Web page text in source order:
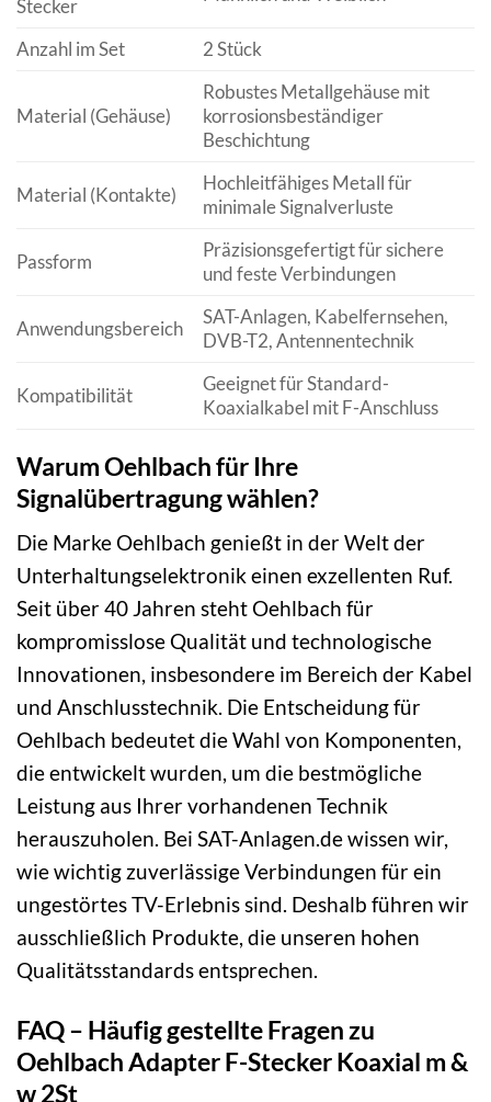
Stecker
Anzahl im Set 2 Stück
Material (Gehäuse)
Robustes Metallgehäuse mit
korrosionsbeständiger
Beschichtung
Material (Kontakte)
Hochleitfähiges Metall für
minimale Signalverluste
Passform
Präzisionsgefertigt für sichere
und feste Verbindungen
Anwendungsbereich
SAT-Anlagen, Kabelfernsehen,
DVB-T2, Antennentechnik
Kompatibilität
Geeignet für Standard-
Koaxialkabel mit F-Anschluss
Warum Oehlbach für Ihre
Signalübertragung wählen?
Die Marke Oehlbach genießt in der Welt der
Unterhaltungselektronik einen exzellenten Ruf.
Seit über 40 Jahren steht Oehlbach für
kompromisslose Qualität und technologische
Innovationen, insbesondere im Bereich der Kabel
und Anschlusstechnik. Die Entscheidung für
Oehlbach bedeutet die Wahl von Komponenten,
die entwickelt wurden, um die bestmögliche
Leistung aus Ihrer vorhandenen Technik
herauszuholen. Bei SAT-Anlagen.de wissen wir,
wie wichtig zuverlässige Verbindungen für ein
ungestörtes TV-Erlebnis sind. Deshalb führen wir
ausschließlich Produkte, die unseren hohen
Qualitätsstandards entsprechen.
FAQ – Häufig gestellte Fragen zu
Oehlbach Adapter F-Stecker Koaxial m &
w 2St